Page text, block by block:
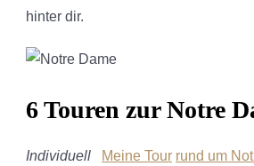
hinter dir.
6 Touren zur Notre
Individuell Meine Tour rund um